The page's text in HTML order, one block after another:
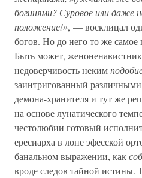
богинями? Суровое или даже
положение!», — восклицал
богов. Но до него то же самое
Быть может,
недоверчивость неким
заинтригованный
демона-хранителя и тут же
на основе лунатического
честолюбии готовый
ересиарха в лоне эфесской
банальном выражении, как
вроде следов тайной истины.